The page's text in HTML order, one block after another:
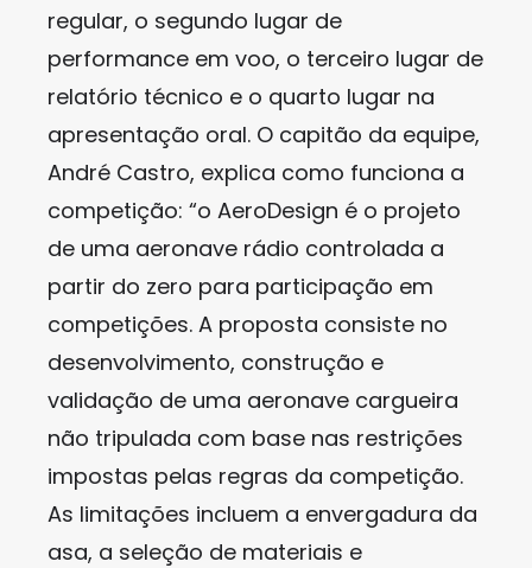
regular, o segundo lugar de
performance em voo, o terceiro lugar de
relatório técnico e o quarto lugar na
apresentação oral. O capitão da equipe,
André Castro, explica como funciona a
competição: “o AeroDesign é o projeto
de uma aeronave rádio controlada a
partir do zero para participação em
competições. A proposta consiste no
desenvolvimento, construção e
validação de uma aeronave cargueira
não tripulada com base nas restrições
impostas pelas regras da competição.
As limitações incluem a envergadura da
asa, a seleção de materiais e